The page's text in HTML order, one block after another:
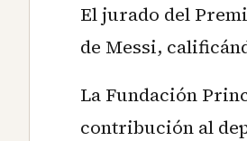
El jurado del
de Messi,
La Fundación
contribución al